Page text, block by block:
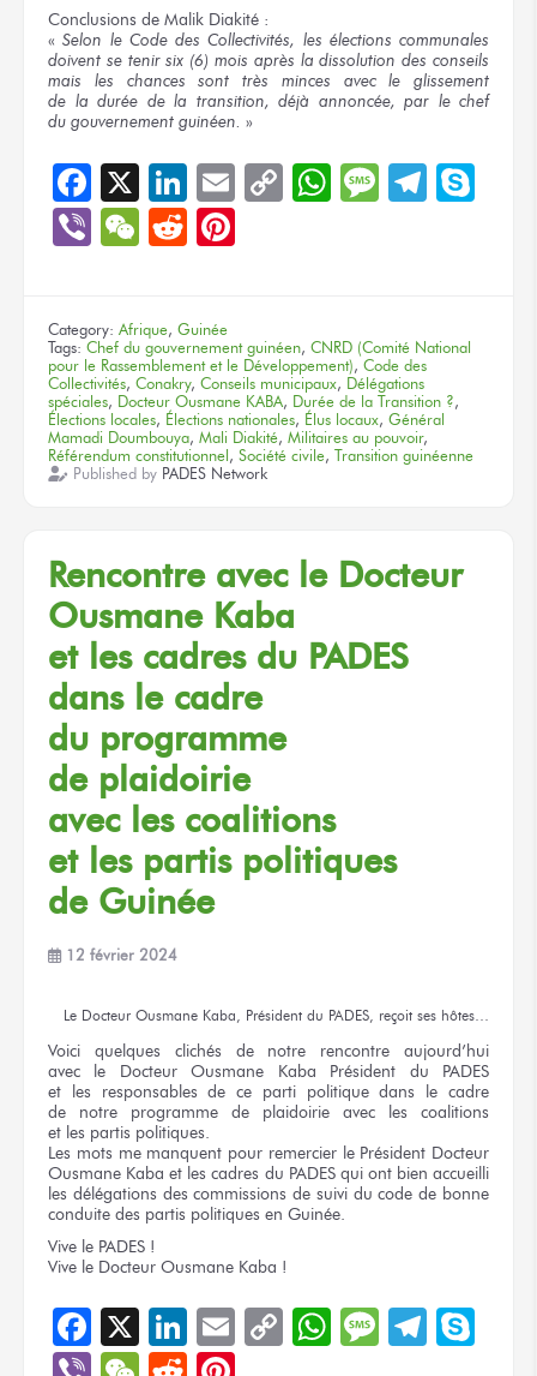
Conclusions de Malik Diakité :
«Selon le Code des Collectivités, les élections communales
doivent se tenir six (6) mois après la dissolution des conseils
mais les chances
sont très minces
avec le glissement
de la durée de la transition, déjà annoncée, par le chef
du gouvernement guinéen. »
Facebook
X LinkedIn
EmailCopyWhatsApp
Message
ViberWeChat
Reddit
Category: Afrique, Guinée
Tags: Chef du gouvernement guinéen, CNRD (Comité National
pour le Rassemblement et le Développement), Code des
Collectivités, Conakry, Conseils municipaux, Délégations
spéciales, Docteur Ousmane KABA, Durée de la Transition ?,
Élections locales, Élections nationales, Élus locaux, Général
Mamadi Doumbouya, Mali Diakité, Militaires au pouvoir,
Référendum constitutionnel, Société civile, Transition guinéenne
Published by PADES Network
Rencontre avec le Docteur
Ousmane Kaba
et les cadres du PADES
dans le cadre
du programme
de plaidoirie
avec les coalitions
et les partispolitiques
de Guinée
12 février 2024
Le Docteur Ousmane Kaba, Président du PADES, reçoit ses hôtes…
Voici quelques clichés de notre rencontre aujourd’hui
avec le DocteurOusmane Kaba Président du PADES
et les responsables de ce partipolitiquedans le cadre
de notre programme
de plaidoirie
avec les coalitions
et les partis politiques.
Les mots me manquent pour remercier le Président Docteur
Ousmane Kabaet les cadres du PADES qui ont bien accueilli
les délégations des commissions de suivi du code de bonne
conduite des partis politiques en Guinée.
Vive le PADES !
Vive le Docteur Ousmane Kaba !
Facebook
X LinkedIn
EmailCopyWhatsApp
Message